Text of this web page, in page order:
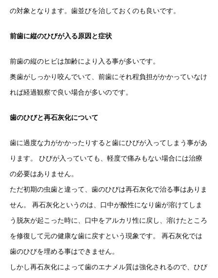
の対象となります。歯並びを治しておくのも良いです。
前歯に縦のひびが入る原因と症状
前歯の縦のヒビは加齢により入る事が多いです。
奥歯がしっかり咬んでいて、前歯にそれ程負担がかかっていなけ
れば経過観察で良い場合が多いのです。
歯のひびと再石灰化について
歯に過度な力がかかったりすると歯にひびが入ってしまう事があ
ります。 ひびが入っていても、軽度で痛みもない場合には治療
の必要はありません。
ただ初期の虫歯と違って、歯のひびは再石灰化で治る事はありま
せん。 再石灰化というのは、口中が酸性になり歯が溶けてしま
う脱灰が起こった時に、口中をアルカリ性に戻し、溶けたところ
を修復して元の健康な歯に戻すという現象です。 再石灰化では
歯のひびを埋める事はできません。
しかし再石灰化によって歯のエナメル質は強化されるので、ひび